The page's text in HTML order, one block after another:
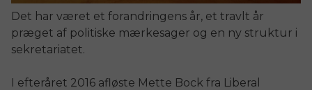
Det har været et forandringens år, et travlt år
præget af politiske mærkesager og en ny struktur i
sekretariatet.
I efteråret 2016 afløste Mette Bock fra Liberal